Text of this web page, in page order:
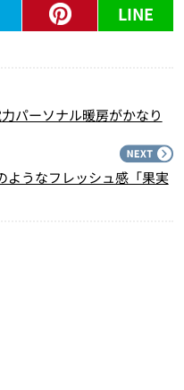
LINE
パーソナル暖房がかなり
ようなフレッシュ感「果実